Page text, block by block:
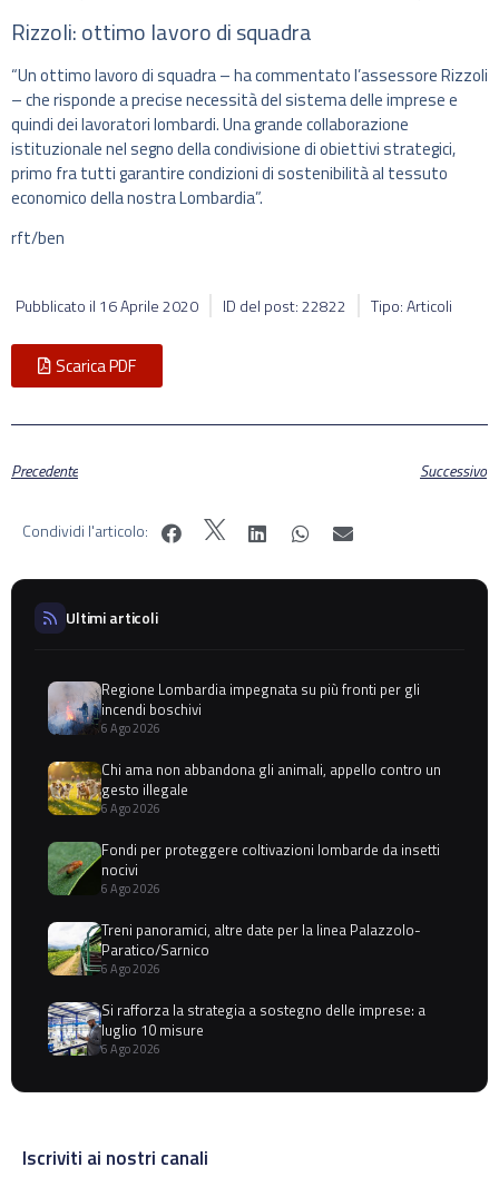
Rizzoli: ottimo lavoro di squadra
“Un ottimo lavoro di squadra – ha commentato l’assessore Rizzoli
– che risponde a precise necessità del sistema delle imprese e
quindi dei lavoratori lombardi. Una grande collaborazione
istituzionale nel segno della condivisione di obiettivi strategici,
primo fra tutti garantire condizioni di sostenibilità al tessuto
economico della nostra Lombardia”.
rft/ben
Pubblicato il 16 Aprile 2020 ID del post: 22822 Tipo: Articoli
Scarica PDF
Precedente Successivo
Condividi l'articolo:
Ultimi articoli
Regione Lombardia impegnata su più fronti per gli
incendi boschivi
6 Ago 2026
Chi ama non abbandona gli animali, appello contro un
gesto illegale
6 Ago 2026
Fondi per proteggere coltivazioni lombarde da insetti
nocivi
6 Ago 2026
Treni panoramici, altre date per la linea Palazzolo-
Paratico/Sarnico
6 Ago 2026
Si rafforza la strategia a sostegno delle imprese: a
luglio 10 misure
6 Ago 2026
Iscriviti ai nostri canali